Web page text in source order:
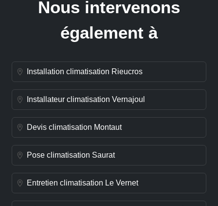
Nous intervenons
également à
Installation climatisation Rieucros
Installateur climatisation Vernajoul
Devis climatisation Montaut
Pose climatisation Saurat
Entretien climatisation Le Vernet